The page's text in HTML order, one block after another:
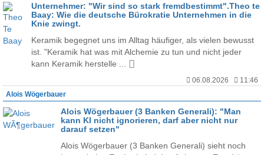
Unternehmer: "Wir sind so stark fremdbestimmt".Theo te
Baay: Wie die deutsche Bürokratie Unternehmen in die
Knie zwingt.
Keramik begegnet uns im Alltag häufiger, als vielen bewusst
ist. "Keramik hat was mit Alchemie zu tun und nicht jeder
kann Keramik herstelle ...
06.08.2026
11:46
Alois Wögerbauer
Alois Wögerbauer (3 Banken Generali): "Man
kann KI nicht ignorieren, darf aber nicht nur
darauf setzen"
Alois Wögerbauer (3 Banken Generali) sieht noch